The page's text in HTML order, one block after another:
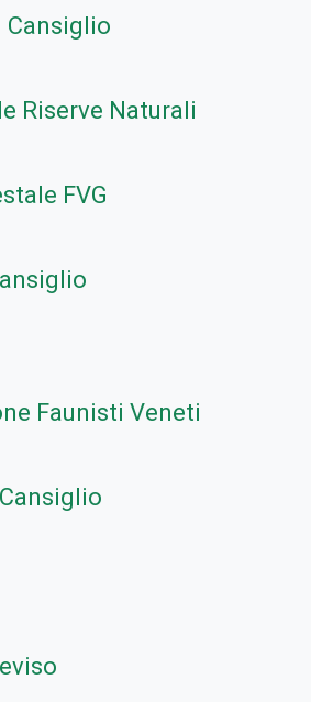
Cansiglio
Riserve Naturali
FVG
Faunisti Veneti